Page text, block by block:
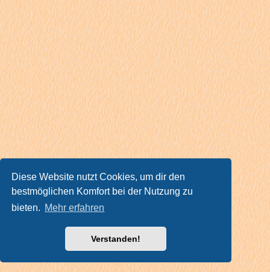
Diese Website nutzt Cookies, um dir den
bestmöglichen Komfort bei der Nutzung zu
bieten. Mehr erfahren
Verstanden!